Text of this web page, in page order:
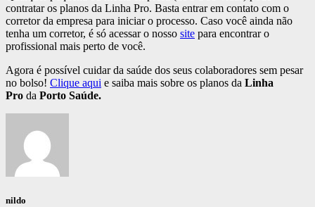
contratar os planos da Linha Pro. Basta entrar em contato com o
corretor da empresa para iniciar o processo. Caso você ainda não
tenha um corretor, é só acessar o nosso site para encontrar o
profissional mais perto de você.
Agora é possível cuidar da saúde dos seus colaboradores sem pesar
no bolso! Clique aqui e saiba mais sobre os planos da Linha
Pro da Porto Saúde.
nildo